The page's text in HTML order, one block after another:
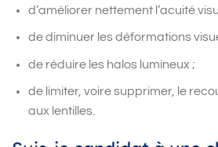
d’améliorer nettement l’acuité
de diminuer les déformations
de réduire les halos lumineux ;
de limiter, voire supprimer, le
aux lentilles.